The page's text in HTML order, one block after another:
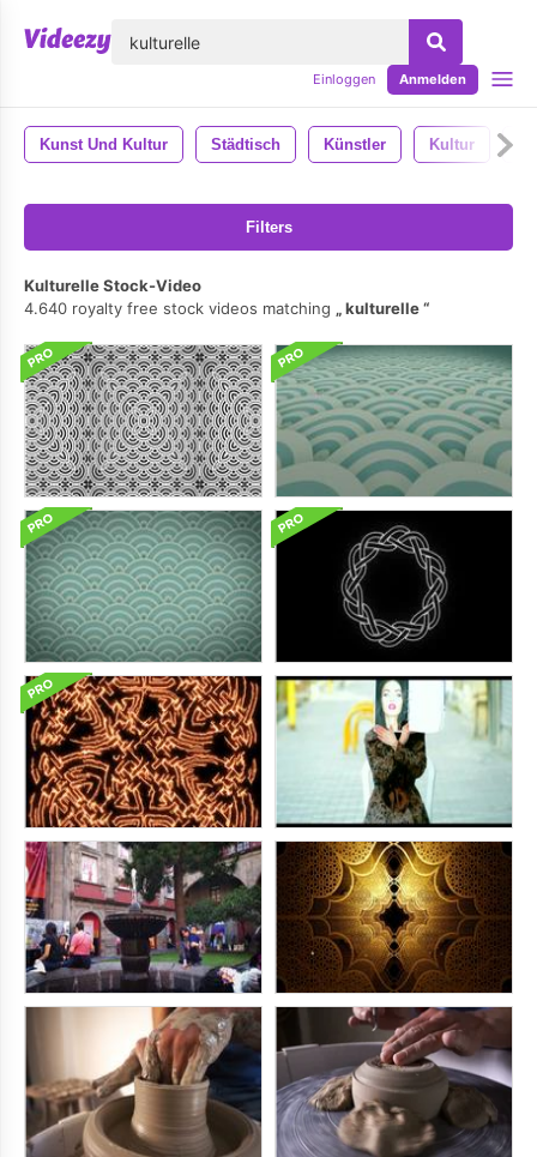
Einloggen Anmelden
Kunst Und Kultur Städtisch Künstler Kultur
Filters
Kulturelle Stock-Video
4.640 royalty free stock videos matching
kulturelle